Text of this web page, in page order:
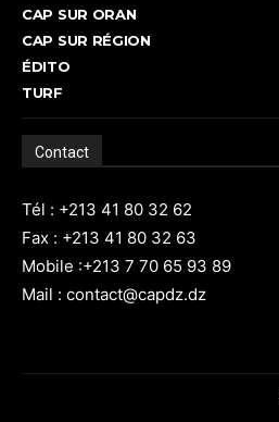
CAP SUR ORAN
CAP SUR RÉGION
ÉDITO
TURF
Contact
Tél : +213 41 80 32 62
Fax : +213 41 80 32 63
Mobile :+213 7 70 65 93 89
Mail : contact@capdz.dz